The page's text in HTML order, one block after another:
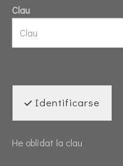
Clau
Identificarse
He oblidat la clau